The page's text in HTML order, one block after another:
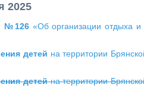
2025
№126«Об организации отдыха и
детей на территории
детейна территории